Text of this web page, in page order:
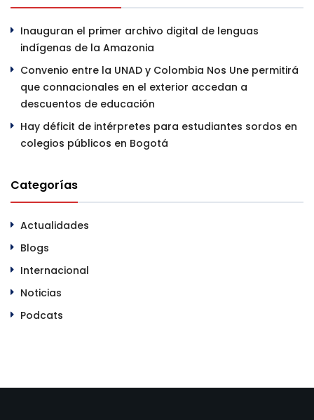
Inauguran el primer archivo digital de lenguas
indígenas de la Amazonia
Convenio entre la UNAD y Colombia Nos Une permitirá
que connacionales en el exterior accedan a
descuentos de educación
Hay déficit de intérpretes para estudiantes sordos en
colegios públicos en Bogotá
Categorías
Actualidades
Blogs
Internacional
Noticias
Podcats